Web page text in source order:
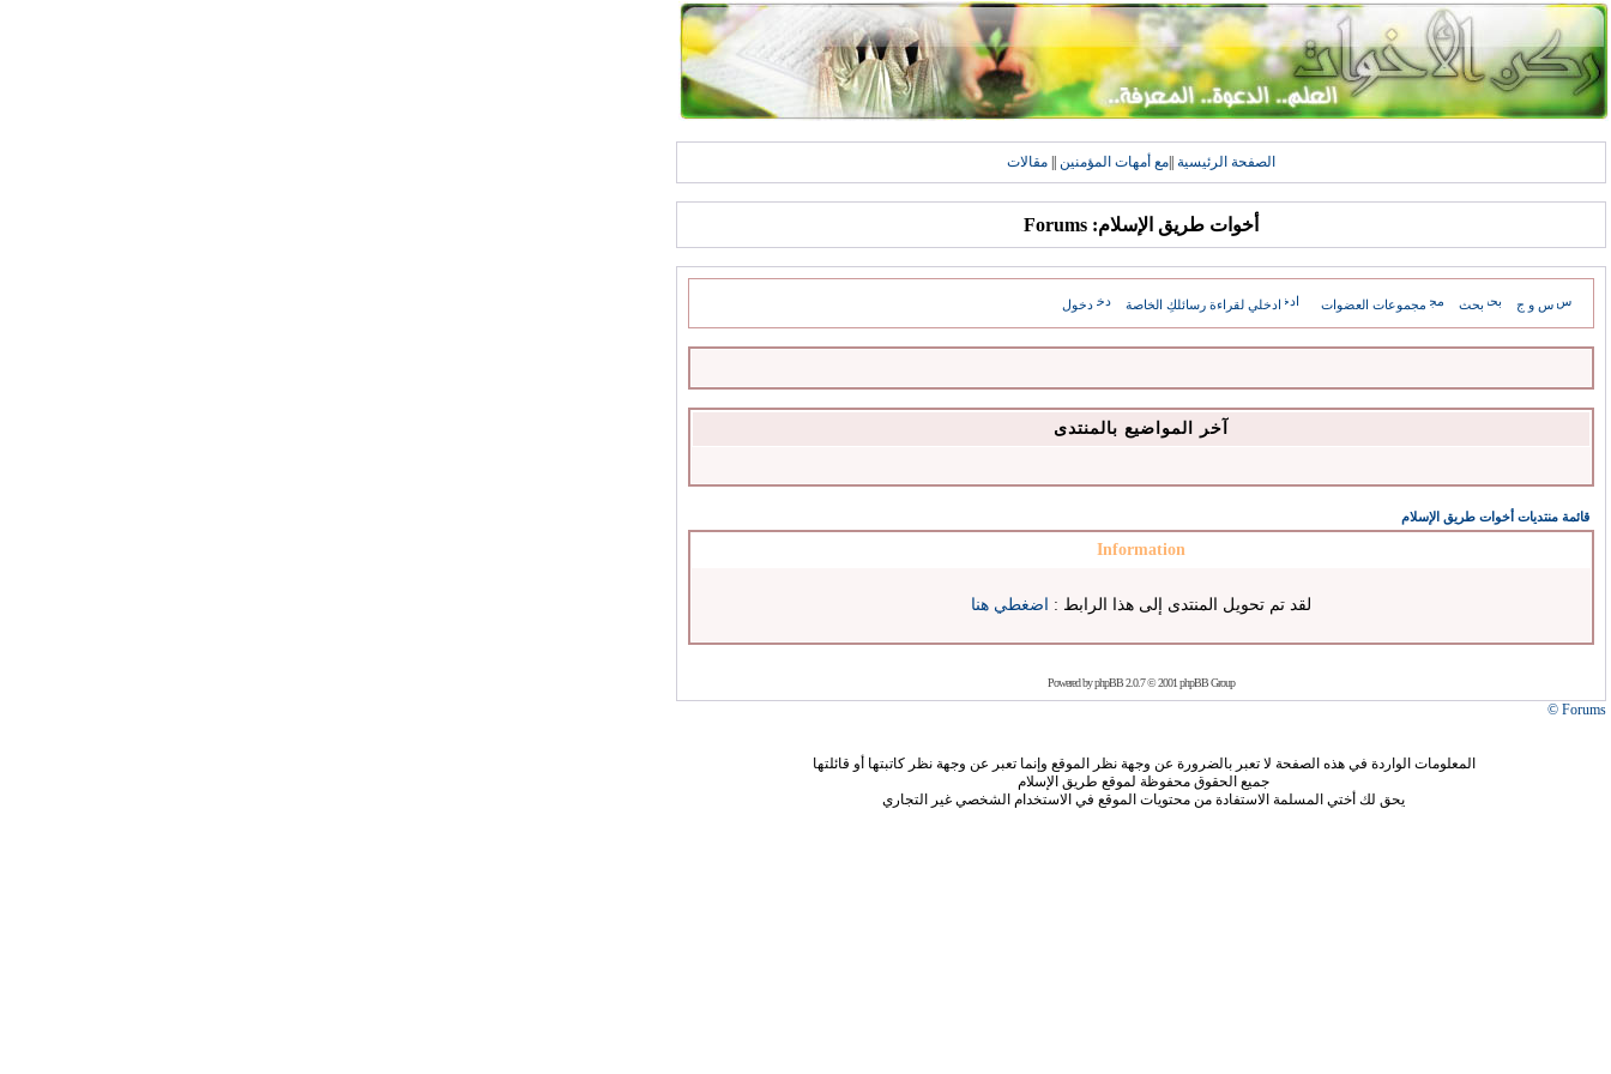
الصفحة الرئيسية مع أمهات المؤمنين مقالات
أخوات طريق الإسلام: Forums
س و ج بحث مجموعات العضوات ادخلي لقراءة رسائلكِ الخاصة دخول
آخر المواضيع بالمنتدى
قائمة منتديات أخوات طريق الإسلام
Information
لقد تم تحويل المنتدى إلى هذا الرابط : اضغطي هنا
Powered byphpBB2.0.7 © 2001 phpBB Group
Forums ©
المعلومات الواردة في هذه الصفحة لا تعبر بالضرورة عن وجهة نظر الموقع وإنما تعبر عن وجهة نظر كاتبتها أو قائلتها
جميع الحقوق محفوظة لموقع طريق الإسلام
يحق لك أختي المسلمة الاستفادة من محتويات الموقع في الاستخدام الشخصي غير التجاري